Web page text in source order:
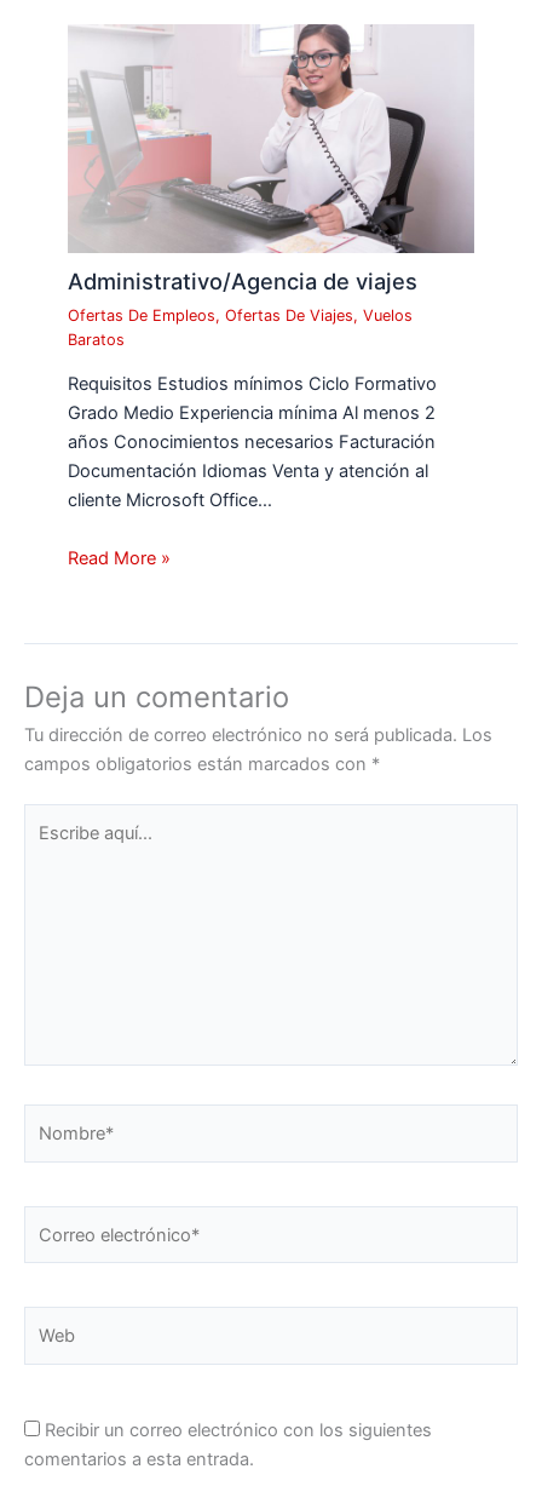
Administrativo/Agencia de viajes
Ofertas De Empleos,Ofertas De Viajes,Vuelos
Baratos
Requisitos Estudios mínimos Ciclo Formativo
Grado Medio Experiencia mínima Al menos 2
años Conocimientos necesarios Facturación
Documentación Idiomas Venta y atención al
cliente Microsoft Office…
Read More »
Deja un comentario
Tu dirección de correo electrónico no será publicada. Los
campos obligatorios están marcados con *
electrónico*
Recibir un correo electrónico con los siguientes
comentarios a esta entrada.